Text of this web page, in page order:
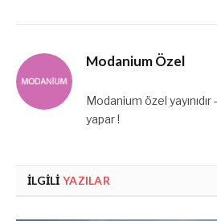
Modanium Özel
Modanium özel
yapar !
İLGILI YAZILAR